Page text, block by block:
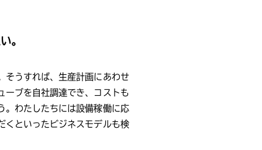
。
そうすれば、生産計画にあわせ
ーブを自社調達でき、コストも
。わたしたちには設備稼働に応
くといったビジネスモデルも検